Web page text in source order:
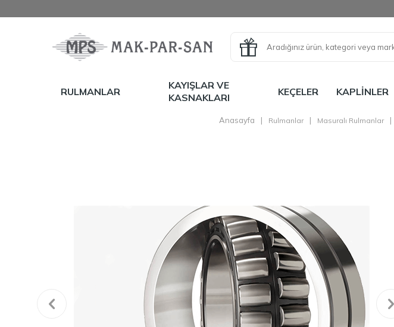
RULMANLAR
KAYIŞLAR VE
KASNAKLARI
KEÇELER KAPLINLER
Anasayfa | Rulmanlar | Masuralı Rulmanlar |